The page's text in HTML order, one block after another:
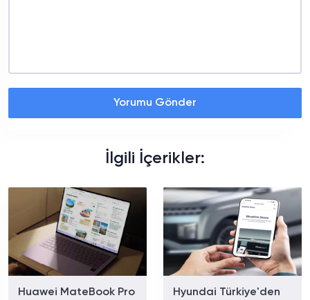
Yorumu Gönder
İlgili İçerikler:
Huawei MateBook Pro
Hyundai Türkiye'den